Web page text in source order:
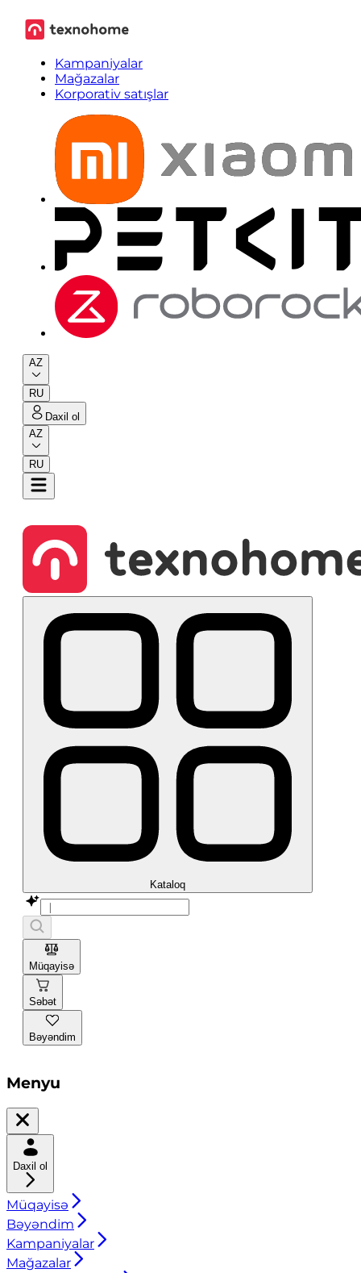
Kampaniyalar
Mağazalar
Korporativ satışlar
AZ
RU
Daxil ol
AZ
RU
Kataloq
Müqayisə
Səbət
Bəyəndim
Menyu
Daxil ol
Müqayisə
Bəyəndim
Kampaniyalar
Mağazalar